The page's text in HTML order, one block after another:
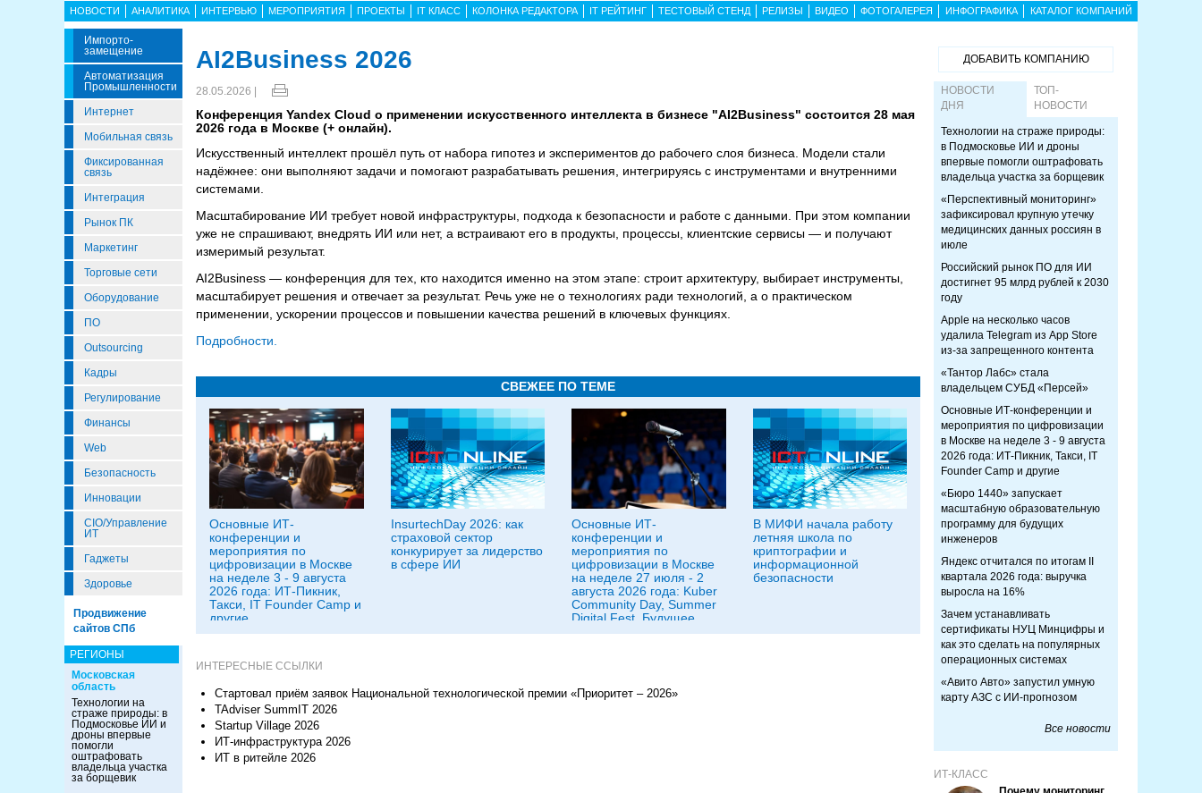
НОВОСТИ АНАЛИТИКА ИНТЕРВЬЮ МЕРОПРИЯТИЯ ПРОЕКТЫ IT КЛАСС КОЛОНКА РЕДАКТОРА IT РЕЙТИНГ ТЕСТОВЫЙ СТЕНД РЕЛИЗЫ ВИДЕО ФОТОГАЛЕРЕЯ ИНФОГРАФИКА КАТАЛОГ КОМПАНИЙ
Импорто­
Замещение
Автоматизация
Промышленности
Интернет
Мобильная связь
Фиксированная
связь
Интеграция
Рынок ПК
Маркетинг
Торговые сети
Оборудование
ПО
Outsourcing
Кадры
Регулирование
Финансы
Web
Безопасность
Инновации
CIO/Управление
ИТ
Гаджеты
Здоровье
Продвижение
сайтов СПб
РЕГИОНЫ
Московская
область
Технологии на
страже природы: в
Подмосковье ИИ и
дроны впервые
помогли
оштрафовать
владельца участка
за борщевик
AI2Business 2026
28.05.2026 |
Конференция Yandex Cloud о применении искусственного интеллекта в бизнесе "AI2Business" состоится 28 мая
2026 года в Москве (+ онлайн).
Искусственный интеллект прошёл путь от набора гипотез и экспериментов до рабочего слоя бизнеса. Модели стали
надёжнее: они выполняют задачи и помогают разрабатывать решения, интегрируясь с инструментами и внутренними
системами.
Масштабирование ИИ требует новой инфраструктуры, подхода к безопасности и работе с данными. При этом компании
уже не спрашивают, внедрять ИИ или нет, а встраивают его в продукты, процессы, клиентские сервисы — и получают
измеримый результат.
AI2Business — конференция для тех, кто находится именно на этом этапе: строит архитектуру, выбирает инструменты,
масштабирует решения и отвечает за результат. Речь уже не о технологиях ради технологий, а о практическом
применении, ускорении процессов и повышении качества решений в ключевых функциях.
Подробности.
СВЕЖЕЕ ПО ТЕМЕ
Основные ИТ-
конференции и
мероприятия по
цифровизации в Москве
на неделе 3 - 9 августа
2026 года: ИТ-Пикник,
Такси, IT Founder Camp и
другие
InsurtechDay 2026: как
страховой сектор
конкурирует за лидерство
в сфере ИИ
Основные ИТ-
конференции и
мероприятия по
цифровизации в Москве
на неделе 27 июля - 2
августа 2026 года: Kuber
Community Day, Summer
Digital Fest, Будущее
исследований в
В МИФИ начала работу
летняя школа по
криптографии и
информационной
безопасности
ИНТЕРЕСНЫЕ ССЫЛКИ
Стартовал приём заявок Национальной технологической премии «Приоритет – 2026»
TAdviser SummIT 2026
Startup Village 2026
ИТ-инфраструктура 2026
ИТ в ритейле 2026
ДОБАВИТЬ КОМПАНИЮ
НОВОСТИ
ДНЯ
ТОП-
НОВОСТИ
Технологии на страже природы:
в Подмосковье ИИ и дроны
впервые помогли оштрафовать
владельца участка за борщевик
«Перспективный мониторинг»
зафиксировал крупную утечку
медицинских данных россиян в
июле
Российский рынок ПО для ИИ
достигнет 95 млрд рублей к 2030
году
Apple на несколько часов
удалила Telegram из App Store
из-за запрещенного контента
«Тантор Лабс» стала
владельцем СУБД «Персей»
Основные ИТ-конференции и
мероприятия по цифровизации
в Москве на неделе 3 - 9 августа
2026 года: ИТ-Пикник, Такси, IT
Founder Camp и другие
«Бюро 1440» запускает
масштабную образовательную
программу для будущих
инженеров
Яндекс отчитался по итогам II
квартала 2026 года: выручка
выросла на 16%
Зачем устанавливать
сертификаты НУЦ Минцифры и
как это сделать на популярных
операционных системах
«Авито Авто» запустил умную
карту АЗС с ИИ-прогнозом
Все новости
ИТ-КЛАСС